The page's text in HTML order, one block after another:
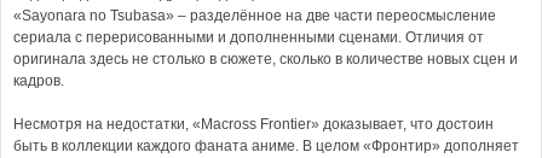
«Sayonara no Tsubasa» – разделённое на две части переосмысление
сериала с перерисованными и дополненными сценами. Отличия от
оригинала здесь не столько в сюжете, сколько в количестве новых сцен и
кадров.
Несмотря на недостатки, «Macross Frontier» доказывает, что достоин
быть в коллекции каждого фаната аниме. В целом «Фронтир» дополняет